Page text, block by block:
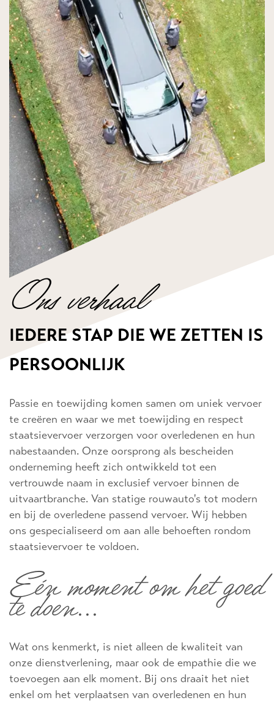
Ons verhaal
IEDERE STAP DIE WE ZETTEN IS
PERSOONLIJK
Passie en toewijding komen samen om uniek vervoer
te creëren en waar we met toewijding en respect
staatsievervoer verzorgen voor overledenen en hun
nabestaanden. Onze oorsprong als bescheiden
onderneming heeft zich ontwikkeld tot een
vertrouwde naam in exclusief vervoer binnen de
uitvaartbranche. Van statige rouwauto's tot modern
en bij de overledene passend vervoer. Wij hebben
ons gespecialiseerd om aan alle behoeften rondom
staatsievervoer te voldoen.
Eén moment om het goed
te doen...
Wat ons kenmerkt, is niet alleen de kwaliteit van
onze dienstverlening, maar ook de empathie die we
toevoegen aan elk moment. Bij ons draait het niet
enkel om het verplaatsen van overledenen en hun